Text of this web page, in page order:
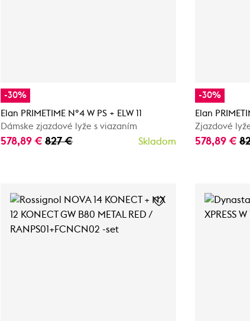
-30%
Elan PRIMETIME N°4 W PS + ELW 11
Dámske zjazdové lyže s viazaním
578,89 € 827 € Skladom
-30%
Elan
Zjazdové
578,89 €